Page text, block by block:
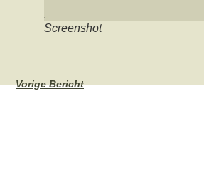
Screenshot
Vorige Bericht